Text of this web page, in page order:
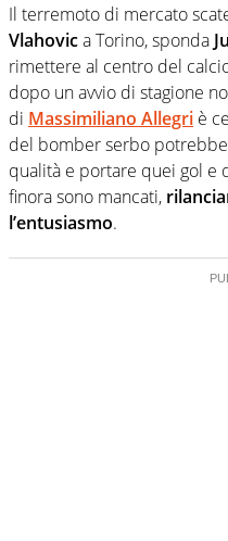
Il terremoto di mercato
Vlahovica Torino, sponda
rimettere al centro del
dopo un avvio di stagione
di Massimiliano Allegri è
del bomber serbo
qualità e portare quei gol e
finora sono mancati,
l’entusiasmo.